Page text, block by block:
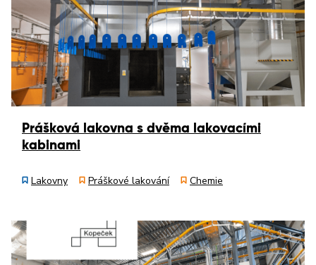
Prášková lakovna s dvěma lakovacími
kabinami
Lakovny Práškové lakování Chemie